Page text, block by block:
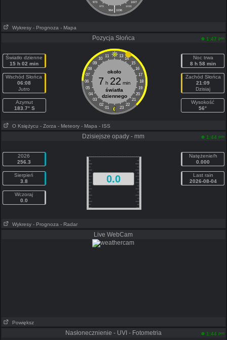
973
1027
970
1030
|
964 1036
Wykresy - Prognoza - Mapa
Pozycja Słońca 1:47 pm
Światło dzienne
15 h 02 min
Wschód Słońca
06:08
Jutro
Azymut
183.7° S
11 13
10
14
09
15
08
16
07
17
06
18
05
19
04
20
03
21
02
22
01 23
około
7 h 22 min
światła
dziennego
Noc trwa
8 h 58 min
Zachód Słońca
21:09
Dzisiaj
Wysokość
56°
O Księżycu - Zorza - Meteory - Mapa - ISS
Dzisiejsze opady - mm 1:44 pm
2026
256.3
Sierpień
3.8
Wczoraj
0.0
0.0
Natężenie/h
0.000
Last rain
2026-08-04
Wykresy - Prognoza - Radar
Live WebCam
Powiększ
Nasłonecznienie - UVI - Fotometria 1:44 pm